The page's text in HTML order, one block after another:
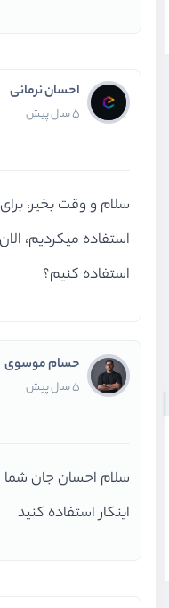
احسان نرمانی
5 سال پیش
استفاده میکردیم،
استفاده کنیم؟
حسام موسوی
5 سال پیش
اینکار استفاده کنید